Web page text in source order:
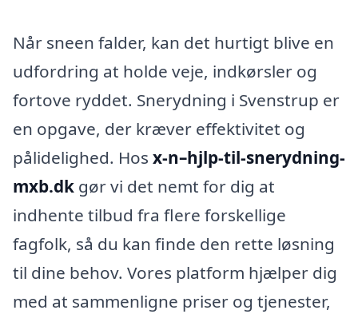
Når sneen falder, kan det hurtigt blive en
udfordring at holde veje, indkørsler og
fortove ryddet. Snerydning i Svenstrup er
en opgave, der kræver effektivitet og
pålidelighed. Hos x-n–hjlp-til-snerydning-
mxb.dk gør vi det nemt for dig at
indhente tilbud fra flere forskellige
fagfolk, så du kan finde den rette løsning
til dine behov. Vores platform hjælper dig
med at sammenligne priser og tjenester,